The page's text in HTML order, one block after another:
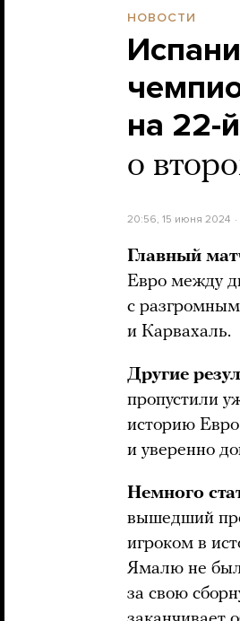
НОВОСТИ
на 22-
о
20:56, 15 июня 2024
Главный
Евро между
с
и Карвахаль.
Другие
пропустили
историю
и уверенно
Немного
вышедший
игроком в
Ямалю не
за свою